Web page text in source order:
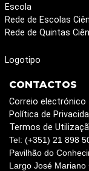
Escola
Rede de Escolas
Rede de Quintas
Logotipo
CONTACTOS
Correio electrónico
Política de
Termos de
Tel: (+351) 21 898
Pavilhão do
Largo José Mariano